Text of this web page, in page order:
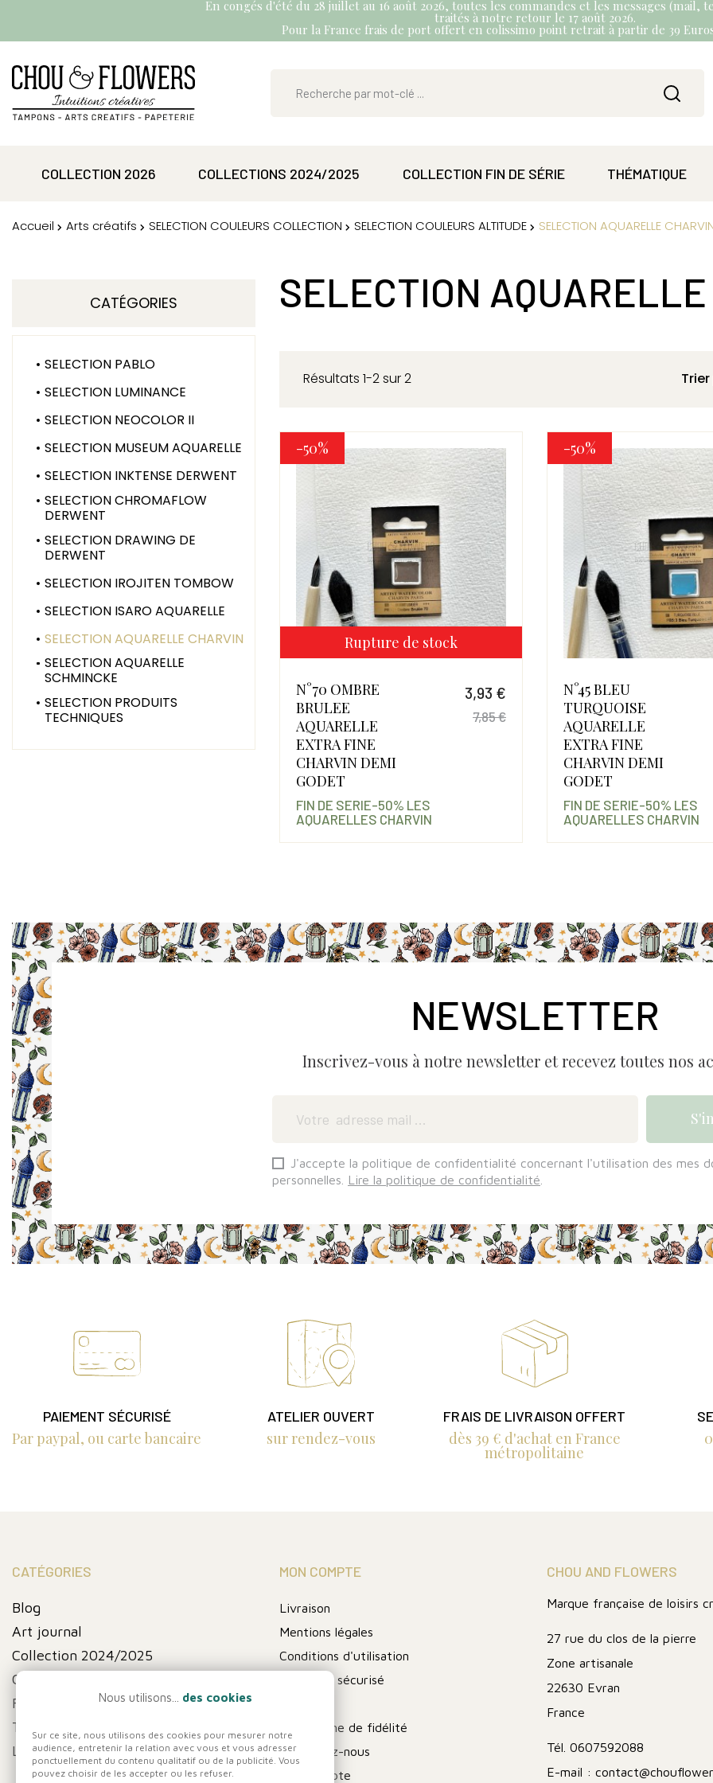
En congés d'été du 28 juillet au 16 août 2026, toutes les commandes et les messages (mail,
traités à notre retour le 17 août 2026.
Pour la France frais de port offert en colissimo point retrait à partir de 39
COLLECTION 2026 COLLECTIONS 2024/2025 COLLECTION FIN DE SÉRIE THÉMATIQUE
Accueil Arts créatifs SELECTION COULEURS COLLECTION SELECTION COULEURS ALTITUDE SELECTION AQUARELLE
CATÉGORIES
SELECTION PABLO
SELECTION LUMINANCE
SELECTION NEOCOLOR II
SELECTION MUSEUM AQUARELLE
SELECTION INKTENSE DERWENT
SELECTION CHROMAFLOW
DERWENT
SELECTION DRAWING DE
DERWENT
SELECTION IROJITEN TOMBOW
SELECTION ISARO AQUARELLE
SELECTION AQUARELLE CHARVIN
SELECTION AQUARELLE
SCHMINCKE
SELECTION PRODUITS
TECHNIQUES
SELECTION
Résultats 1-2 sur 2
-50%
Rupture de stock
N°70 OMBRE
BRULEE
AQUARELLE
EXTRA FINE
CHARVIN DEMI
GODET
3,93 €
Prix de base
7,85 €
FIN DE SERIE-50% LES
AQUARELLES CHARVIN
-50%
N°45 BLEU
TURQUOISE
AQUARELLE
EXTRA FINE
CHARVIN DEMI
GODET
FIN DE SERIE-50% LES
AQUARELLES CHARVIN
NEWSLETTER
Inscrivez-vous à notre newsletter et recevez toutes nos
J'accepte la politique de confidentialité concernant l'utilisation des mes
personnelles.
Lire la politique de confidentialité
PAIEMENT SÉCURISÉ
Par paypal, ou carte bancaire
ATELIER OUVERT
sur rendez-vous
FRAIS DE LIVRAISON OFFERT
dès 39 € d'achat en France
métropolitaine
CATÉGORIES
Blog
Art journal
Collection 2024/2025
Collection fin de série
FIN DE SERIE
Thématique
Les pochoirs
MON COMPTE
Livraison
Mentions légales
Conditions d'utilisation
Paiement sécurisé
Programme de fidélité
Contactez-nous
Mon compte
CHOU AND FLOWERS
Marque française de loisirs
27 rue du clos de la pierre
Zone artisanale
22630 Evran
France
Tél. 0607592088
E-mail :
Nous utilisons... des cookies
Sur ce site, nous utilisons des cookies pour mesurer notre
audience, entretenir la relation avec vous et vous adresser
ponctuellement du contenu qualitatif ou de la publicité. Vous
pouvez choisir de les accepter ou les refuser.